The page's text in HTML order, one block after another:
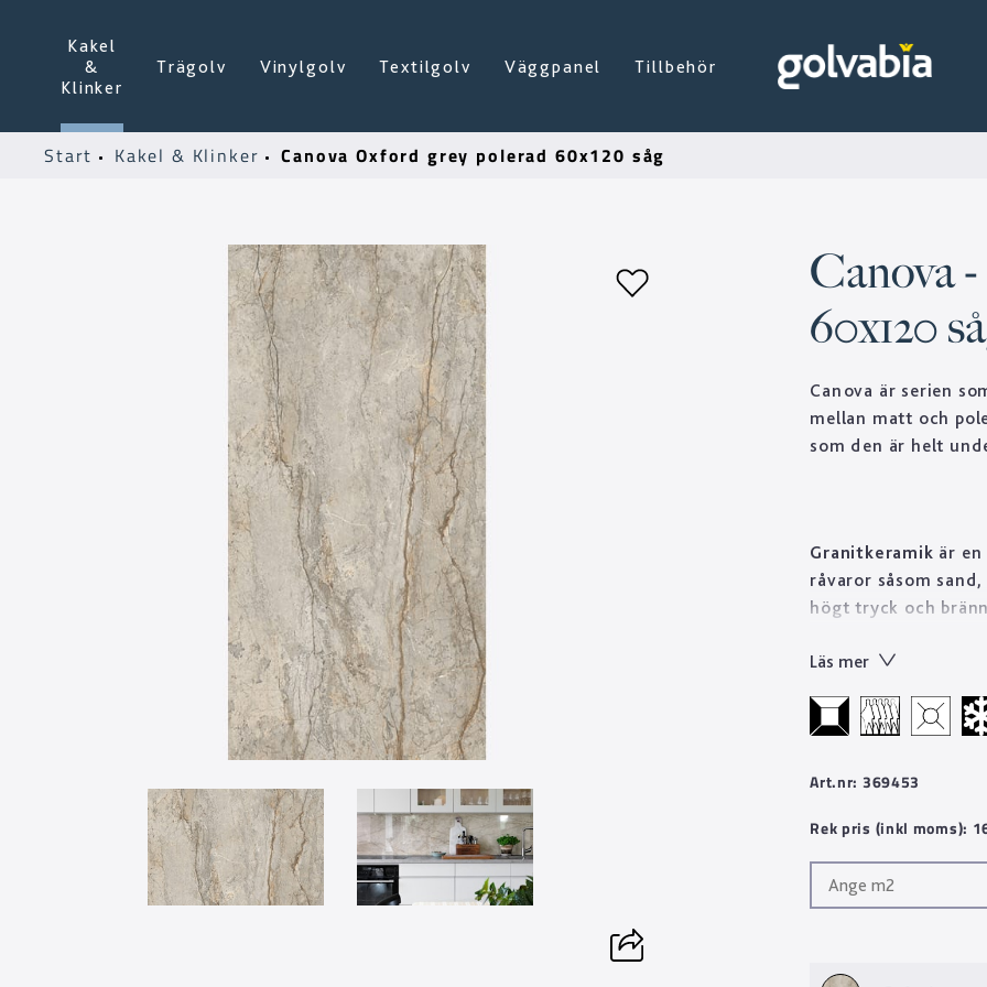
Kakel
&
Klinker
Trägolv Vinylgolv Textilgolv Väggpanel Tillbehör
Start Kakel & Klinker Canova Oxford grey polerad 60x120 såg
Canova
60x120
Canova är serien
mellan matt och
som den är helt
Granitkeramik är
råvaror såsom
högt tryck och
Tekniskt sett är
Designen skapas
mönsterbilder än
material som håller
Läs mer
Art.nr: 369453
Rek pris (inkl moms):